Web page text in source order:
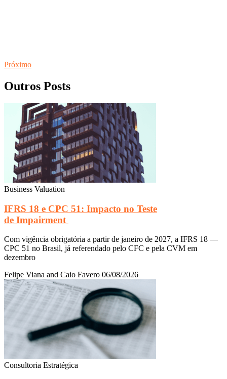
Próximo
Outros Posts
Business Valuation
IFRS 18 e CPC 51: Impacto no Teste
de Impairment
Com vigência obrigatória a partir de janeiro de 2027, a IFRS 18 —
CPC 51 no Brasil, já referendado pelo CFC e pela CVM em
dezembro
Felipe Viana and Caio Favero 06/08/2026
Consultoria Estratégica